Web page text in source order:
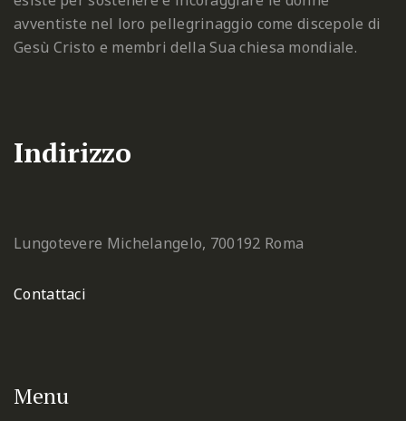
avventiste nel loro pellegrinaggio come discepole di
Gesù Cristo e membri della Sua chiesa mondiale.
Indirizzo
Lungotevere Michelangelo, 700192 Roma
Contattaci
Menu